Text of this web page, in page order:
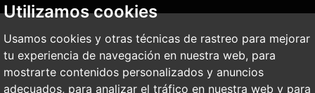
Utilizamos cookies
Usamos cookies y otras técnicas de rastreo para mejorar
tu experiencia de navegación en nuestra web, para
mostrarte contenidos personalizados y anuncios
adecuados, para analizar el tráfico en nuestra web y para